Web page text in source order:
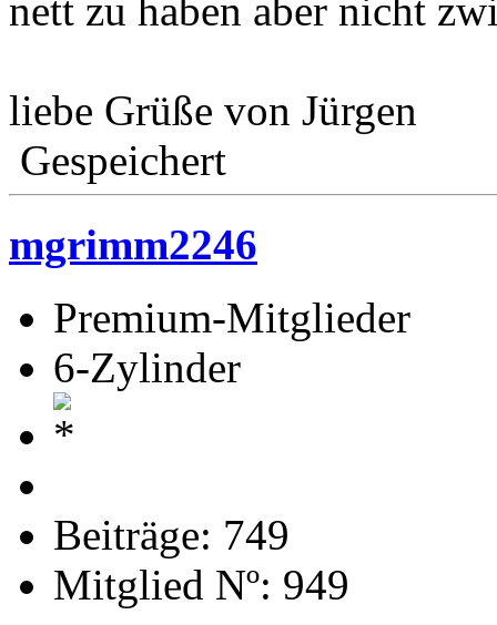
nett zu haben aber nicht
liebe Grüße von Jürgen
Gespeichert
mgrimm2246
Premium-Mitglieder
6-Zylinder
Beiträge: 749
Mitglied Nº: 949